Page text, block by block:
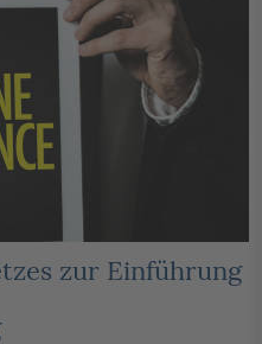
zur Einführung